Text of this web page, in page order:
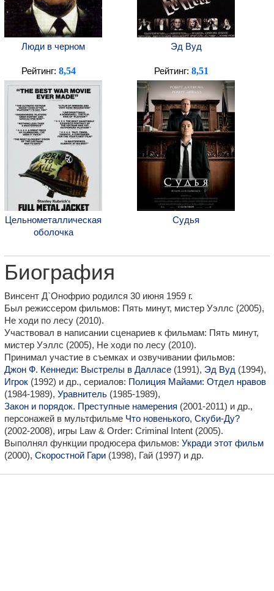
Люди в черном Эд Вуд
Рейтинг: 8,54
Цельнометаллическая
оболочка
Рейтинг: 8,51
Судья
Биография
Винсент Д`Онофрио родился 30 июня 1959 г.
Был режиссером фильмов: Пять минут, мистер Уэллс (2005),
Не ходи по лесу (2010).
Участвовал в написании сценариев к фильмам: Пять минут,
мистер Уэллс (2005), Не ходи по лесу (2010).
Принимал участие в съемках и озвучивании фильмов:
Джон Ф. Кеннеди: Выстрелы в Далласе (1991), Эд Вуд (1994),
Игрок (1992) и др., сериалов: Полиция Майами: Отдел нравов
(1984-1989), Уравнитель (1985-1989),
Закон и порядок. Преступные намерения (2001-2011) и др.,
персонажей в мультфильме Что новенького, Скуби-Ду?
(2002-2008), игры Law & Order: Criminal Intent (2005).
Выполнял функции продюсера фильмов: Укради этот фильм
(2000), Скоростной Гари (1998), Гай (1997) и др.